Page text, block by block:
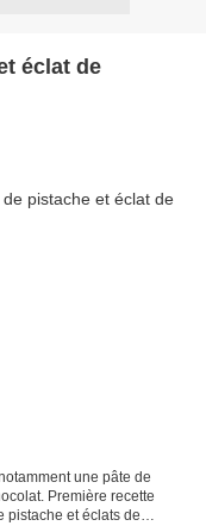
éclat de
une pâte de
Première recette
pistache et éclats de